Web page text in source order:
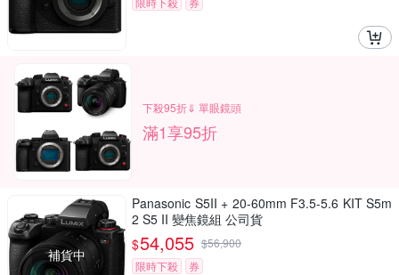
下殺95折⇓ 單眼鏡頭
滿1享95折
補貨中
Panasonic S5II + 20-60mm F3.5-5.6 KIT S5m
2 S5 II 變焦鏡組 公司貨
$54,055 $56,900
限時下殺
券